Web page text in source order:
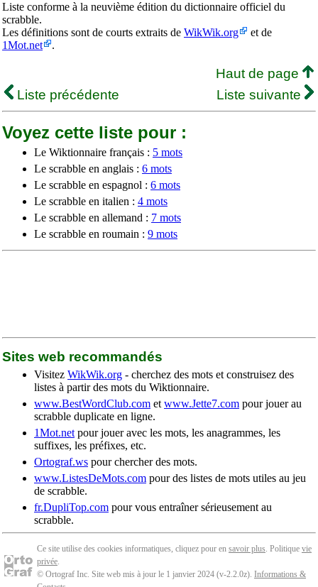
Liste conforme à la neuvième édition du dictionnaire officiel du
scrabble.
Les définitions sont de courts extraits de WikWik.org
et de
1Mot.net
.
Haut de page
Liste précédente
Liste suivante
Voyez cette liste pour :
Le Wiktionnaire français : 5 mots
Le scrabble en anglais : 6 mots
Le scrabble en espagnol : 6 mots
Le scrabble en italien : 4 mots
Le scrabble en allemand : 7 mots
Le scrabble en roumain : 9 mots
Sites web recommandés
Visitez WikWik.org - cherchez des mots et construisez des
listes à partir des mots du Wiktionnaire.
www.BestWordClub.com et www.Jette7.com pour jouer au
scrabble duplicate en ligne.
1Mot.net pour jouer avec les mots, les anagrammes, les
suffixes, les préfixes, etc.
Ortograf.ws pour chercher des mots.
www.ListesDeMots.com pour des listes de mots utiles au jeu
de scrabble.
fr.DupliTop.com pour vous entraîner sérieusement au
scrabble.
Ce site utilise des cookies informatiques, cliquez pour en savoir plus. Politique vie
privée.
© Ortograf Inc. Site web mis à jour le 1 janvier 2024 (v-2.2.0z). Informations &